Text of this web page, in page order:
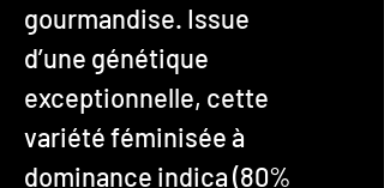
gourmandise. Issue
d’une génétique
exceptionnelle, cette
variété féminisée à
dominance indica (80%